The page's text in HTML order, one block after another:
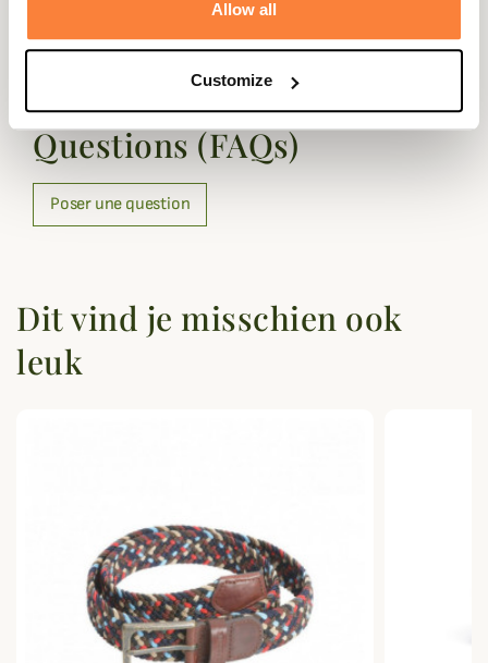
Allow all
Customize
Questions (FAQs)
Poser une question
Dit vind je misschien ook
leuk